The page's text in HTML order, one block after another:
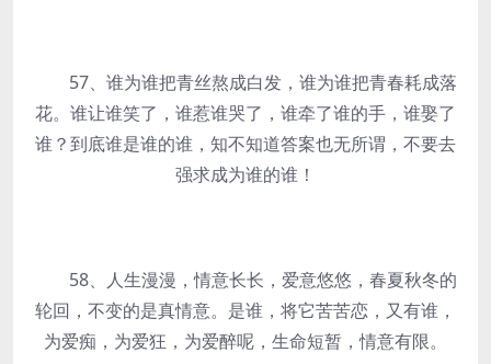
57、谁为谁把青丝熬成白发，谁为谁把青春耗成落
花。谁让谁笑了，谁惹谁哭了，谁牵了谁的手，谁娶了
谁？到底谁是谁的谁，知不知道答案也无所谓，不要去
强求成为谁的谁！
58、人生漫漫，情意长长，爱意悠悠，春夏秋冬的
轮回，不变的是真情意。是谁，将它苦苦恋，又有谁，
为爱痴，为爱狂，为爱醉呢，生命短暂，情意有限。